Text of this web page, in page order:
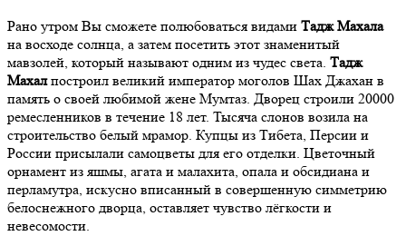
Рано утром Вы сможете полюбоваться видами Тадж Махала
на восходе солнца, а затем посетить этот знаменитый
мавзолей, который называют одним из чудес света. Тадж
Махалпостроил великий император моголов Шах Джахан в
память о своей любимой жене Мумтаз. Дворец строили 20000
ремесленников в течение 18 лет. Тысяча слонов возила на
строительство белый мрамор. Купцы из Тибета, Персии и
России присылали самоцветы для его отделки. Цветочный
орнамент из яшмы, агата и малахита, опала и обсидиана и
перламутра, искусно вписанный в совершенную симметрию
белоснежного дворца, оставляет чувство лёгкости и
невесомости.